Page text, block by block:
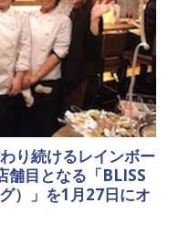
り続けるレインボー
舗目となる「BLISS
）」を1月27日にオ